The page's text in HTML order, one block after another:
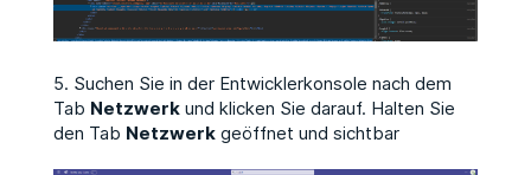
5. Suchen Sie in der Entwicklerkonsole nach dem
Tab Netzwerkund klicken Sie darauf. Halten Sie
den Tab Netzwerkgeöffnet und sichtbar